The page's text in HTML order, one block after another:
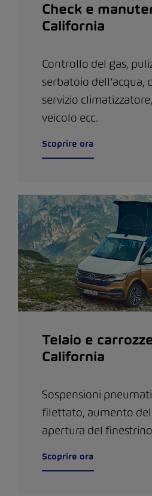
Check e
California
Controllo del gas,
serbatoio dell’acqua,
servizio
veicolo ecc.
Scoprire ora
Telaio e
California
Sospensioni
filettato, aumento
apertura del
Scoprire ora